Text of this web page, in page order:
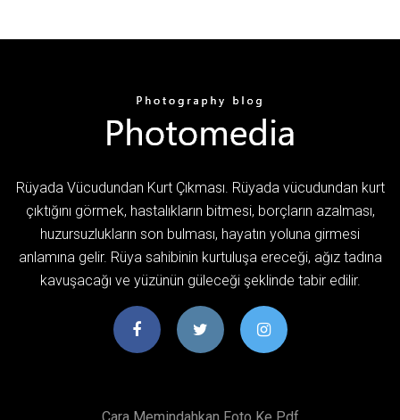
Rüyada Vücudundan Kurt Çıkması. Rüyada vücudundan kurt
çıktığını görmek, hastalıkların bitmesi, borçların azalması,
huzursuzlukların son bulması, hayatın yoluna girmesi
anlamına gelir. Rüya sahibinin kurtuluşa ereceği, ağız tadına
kavuşacağı ve yüzünün güleceği şeklinde tabir edilir.